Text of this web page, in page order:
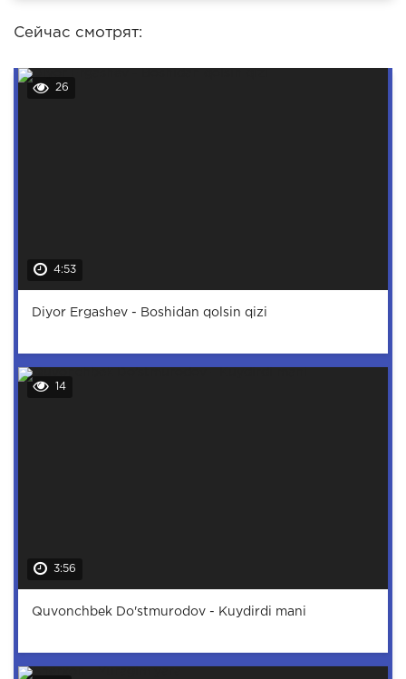
Сейчас смотрят:
26
4:53
Diyor Ergashev - Boshidan qolsin qizi
14
3:56
Quvonchbek Do'stmurodov - Kuydirdi mani